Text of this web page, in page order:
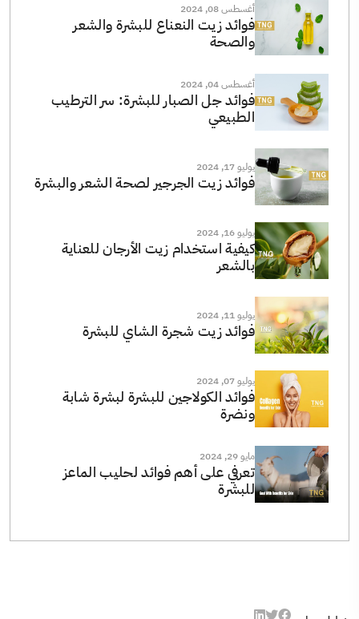
أغسطس 08, 2024
فوائد زيت النعناع للبشرة والشعر
والصحة
أغسطس 04, 2024
فوائد جل الصبار للبشرة: سر الترطيب
الطبيعي
يوليو 17, 2024
فوائد زيت الجرجير لصحة الشعر والبشرة
يوليو 16, 2024
كيفية استخدام زيت الأرجان للعناية
بالشعر
يوليو 11, 2024
فوائد زيت شجرة الشاي للبشرة
يوليو 07, 2024
فوائد الكولاجين للبشرة لبشرة شابة
ونضرة
مايو 29, 2024
تعرفي على أهم فوائد لحليب الماعز
للبشرة